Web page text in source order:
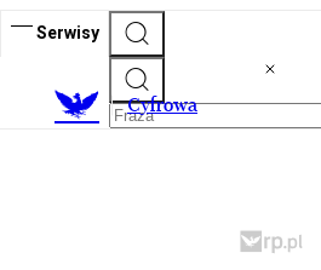
Serwisy
Cyfrowa